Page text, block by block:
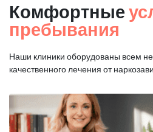
Комфортные
пребывания
Наши клиники оборудованы всем
качественного лечения от